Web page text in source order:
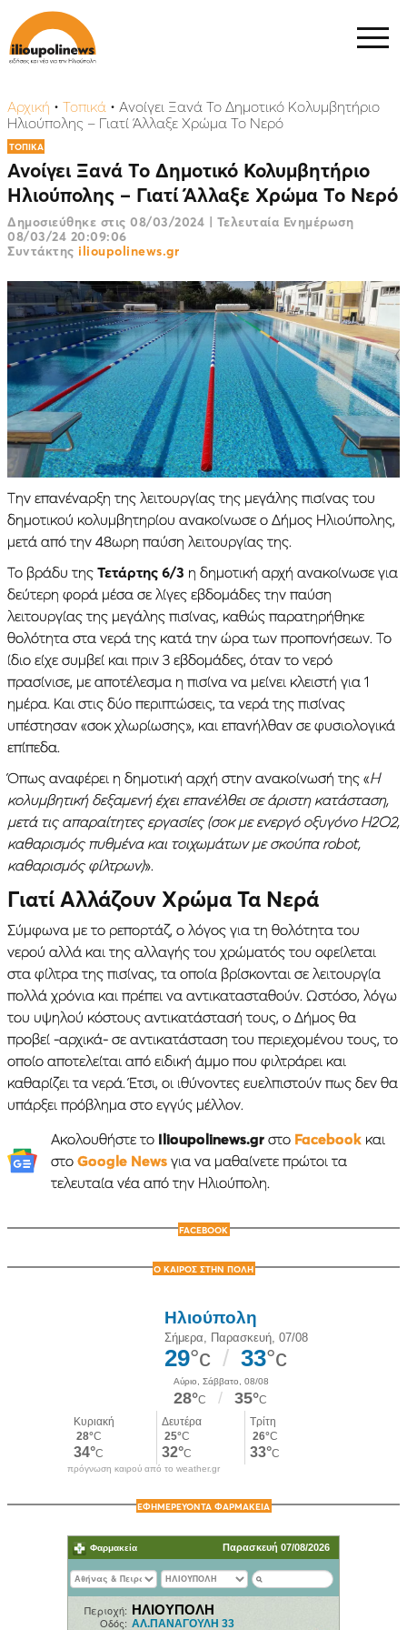
Αρχική • Τοπικά • Ανοίγει Ξανά Το Δημοτικό Κολυμβητήριο
Ηλιούπολης – Γιατί Άλλαξε Χρώμα Το Νερό
ΤΟΠΙΚΑ
Ανοίγει Ξανά Το Δημοτικό Κολυμβητήριο
Ηλιούπολης – Γιατί Άλλαξε Χρώμα Το Νερό
Δημοσιεύθηκε στις 08/03/2024 | Τελευταία Ενημέρωση
08/03/24 20:09:06
Συντάκτης ilioupolinews.gr
Την επανέναρξη της λειτουργίας της μεγάλης πισίνας του
δημοτικού κολυμβητηρίου ανακοίνωσε ο Δήμος Ηλιούπολης,
μετά από την 48ωρη παύση λειτουργίας της.
Το βράδυ της Τετάρτης 6/3 η δημοτική αρχή ανακοίνωσε για
δεύτερη φορά μέσα σε λίγες εβδομάδες την παύση
λειτουργίας της μεγάλης πισίνας, καθώς παρατηρήθηκε
θολότητα στα νερά της κατά την ώρα των προπονήσεων. Το
ίδιο είχε συμβεί και πριν 3 εβδομάδες, όταν το νερό
πρασίνισε, με αποτέλεσμα η πισίνα να μείνει κλειστή για 1
ημέρα. Και στις δύο περιπτώσεις, τα νερά της πισίνας
υπέστησαν «σοκ χλωρίωσης», και επανήλθαν σε φυσιολογικά
επίπεδα.
Όπως αναφέρει η δημοτική αρχή στην ανακοίνωσή της «Η
κολυμβητική δεξαμενή έχει επανέλθει σε άριστη κατάσταση,
μετά τις απαραίτητες εργασίες (σοκ με ενεργό οξυγόνο Η2Ο2,
καθαρισμός πυθμένα και τοιχωμάτων με σκούπα robot,
καθαρισμός φίλτρων)».
Γιατί Αλλάζουν Χρώμα Τα Νερά
Σύμφωνα με το ρεπορτάζ, ο λόγος για τη θολότητα του
νερού αλλά και της αλλαγής του χρώματός του οφείλεται
στα φίλτρα της πισίνας, τα οποία βρίσκονται σε λειτουργία
πολλά χρόνια και πρέπει να αντικατασταθούν. Ωστόσο, λόγω
του υψηλού κόστους αντικατάστασή τους, ο Δήμος θα
προβεί -αρχικά- σε αντικατάσταση του περιεχομένου τους, το
οποίο αποτελείται από ειδική άμμο που φιλτράρει και
καθαρίζει τα νερά. Έτσι, οι ιθύνοντες ευελπιστούν πως δεν θα
υπάρξει πρόβλημα στο εγγύς μέλλον.
Ακολουθήστε το Ilioupolinews.grστο Facebookκαι
στο Google Newsγια να μαθαίνετε πρώτοι τα
τελευταία νέα από την Ηλιούπολη.
FACEBOOK
Ο ΚΑΙΡΟΣ ΣΤΗΝ ΠΟΛΗ
πρόγνωση καιρού από το weather.gr
ΕΦΗΜΕΡΕΥΟΝΤΑ ΦΑΡΜΑΚΕΙΑ